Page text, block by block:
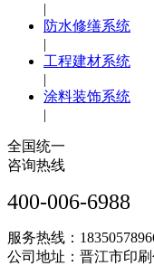
|
防水修缮系统
|
工程建材系统
|
涂料装饰系统
|
全国统一
咨询热线
400-006-6988
服务热线：
公司地址：晋江市印